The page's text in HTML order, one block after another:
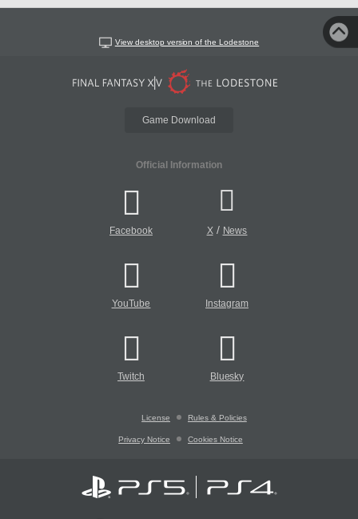
View desktop version of the Lodestone
Game Download
Official Information
Facebook X/ News
YouTube Instagram
Twitch Bluesky
License Rules & Policies
Privacy Notice Cookies Notice